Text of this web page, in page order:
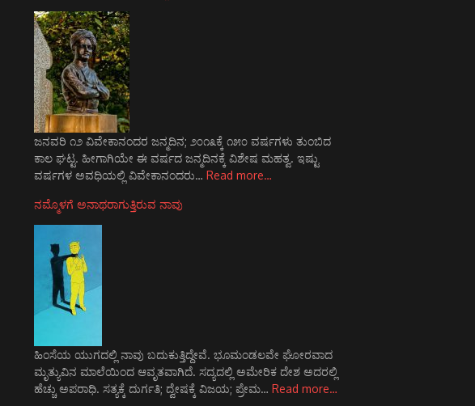
ಜನವರಿ ೧೨ ವಿವೇಕಾನಂದರ ಜನ್ಮದಿನ; ೨೦೧೩ಕ್ಕೆ ೧೫೦ ವರ್ಷಗಳು ತುಂಬಿದ
ಕಾಲ ಘಟ್ಟ. ಹೀಗಾಗಿಯೇ ಈ ವರ್ಷದ ಜನ್ಮದಿನಕ್ಕೆ ವಿಶೇಷ ಮಹತ್ವ. ಇಷ್ಟು
ವರ್ಷಗಳ ಅವಧಿಯಲ್ಲಿ ವಿವೇಕಾನಂದರು… Read more…
ನಮ್ಮೊಳಗೆ ಅನಾಥರಾಗುತ್ತಿರುವ ನಾವು
ಹಿಂಸೆಯ ಯುಗದಲ್ಲಿ ನಾವು ಬದುಕುತ್ತಿದ್ದೇವೆ. ಭೂಮಂಡಲವೇ ಘೋರವಾದ
ಮೃತ್ಯುವಿನ ಮಾಲೆಯಿಂದ ಆವೃತವಾಗಿದೆ. ಸದ್ಯದಲ್ಲಿ ಅಮೇರಿಕ ದೇಶ ಅದರಲ್ಲಿ
ಹೆಚ್ಚು ಅಪರಾಧಿ. ಸತ್ಯಕ್ಕೆ ದುರ್ಗತಿ; ದ್ವೇಷಕ್ಕೆ ವಿಜಯ; ಪ್ರೇಮ… Read more…